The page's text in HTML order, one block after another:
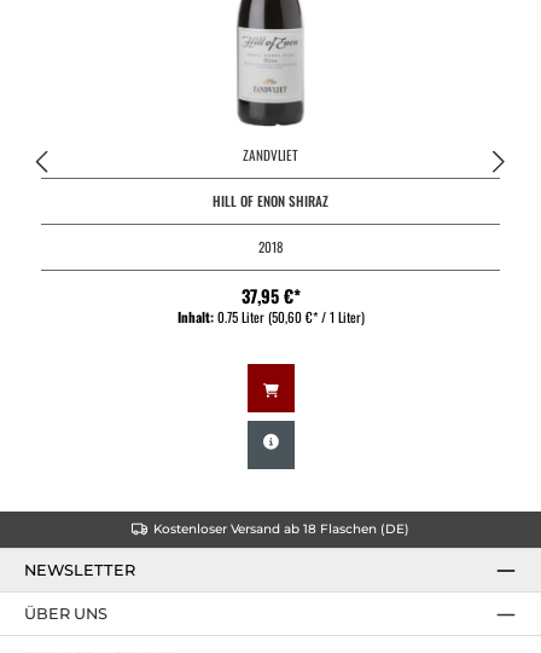
ZANDVLIET
HILL OF ENON SHIRAZ
2018
37,95 €*
Inhalt:0.75 Liter(50,60 €* / 1 Liter)
Kostenloser Versand ab 18 Flaschen (DE)
NEWSLETTER
ÜBER UNS